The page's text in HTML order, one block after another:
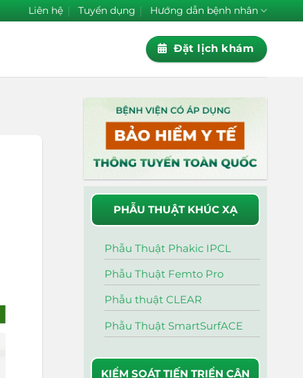
Liên hệ Tuyển dụng Hướng dẫn bệnh nhân
Đặt lịch khám
PHẪU THUẬT KHÚC XẠ
Phẫu Thuật Phakic IPCL
Phẫu Thuật Femto Pro
Phẫu thuật CLEAR
Phẫu Thuật SmartSurfACE
KIỂM SOÁT TIẾN TRIỂN CẬN